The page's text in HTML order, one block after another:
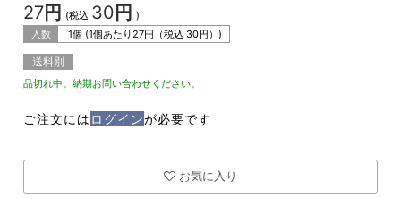
27円 (税込 30 円 )
入数
1個 (1個あたり 27円（税込 30円）)
送料別
品切れ中。納期お問い合わせください。
ご注文には ログインが必要です
お気に入り